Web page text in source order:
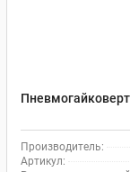
Производитель:
Артикул: